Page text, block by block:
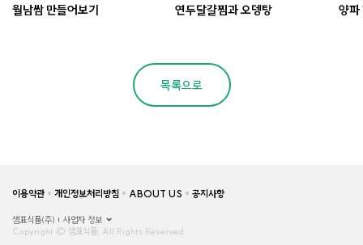
월남쌈 만들어보기 연두달걀찜과 오뎅탕 양파
목록으로
이용약관 개인정보처리방침 ABOUT US 공지사항
샘표식품(주)
사업자 정보
Copyright © 샘표식품, All Rights Reserved.